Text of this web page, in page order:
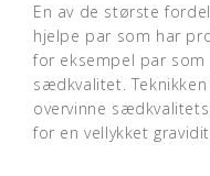
En av de største
hjelpe par som har
for eksempel par
sædkvalitet.
overvinne
for en vellykket